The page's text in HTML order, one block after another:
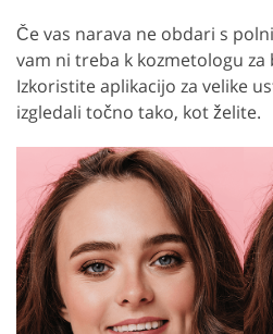
Če vas narava ne obdari s
vam ni treba k kozmetologu za
Izkoristite aplikacijo za velike
izgledali točno tako, kot želite.